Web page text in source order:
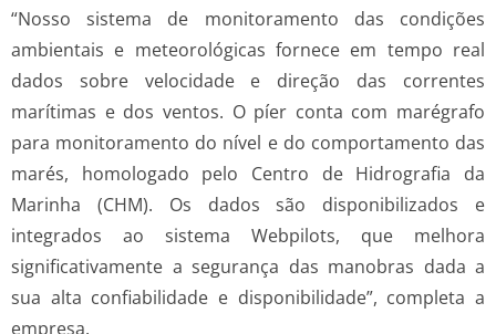
“Nosso sistema de monitoramento das condições
ambientais e meteorológicas fornece em tempo real
dados sobre velocidade e direção das correntes
marítimas e dos ventos. O píer conta com marégrafo
para monitoramento do nível e do comportamento das
marés, homologado pelo Centro de Hidrografia da
Marinha (CHM). Os dados são disponibilizados e
integrados ao sistema Webpilots, que melhora
significativamente a segurança das manobras dada a
sua alta confiabilidade e disponibilidade”, completa a
empresa.